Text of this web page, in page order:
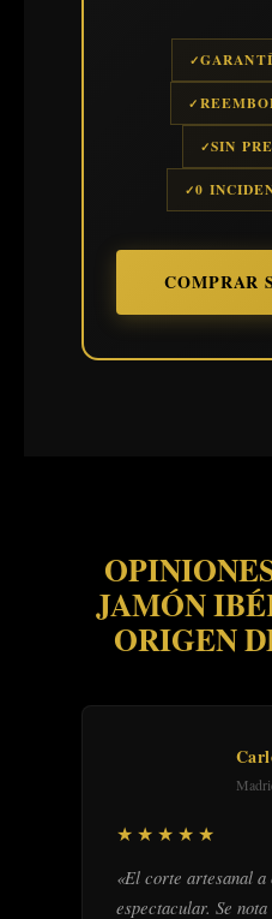
SIN
0
COMPRAR
JAMÓN
ORIGEN
★★★★★
«El corte artesanal
espectacular. Se